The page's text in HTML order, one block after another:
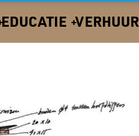
EDUCATIE VERHUUR